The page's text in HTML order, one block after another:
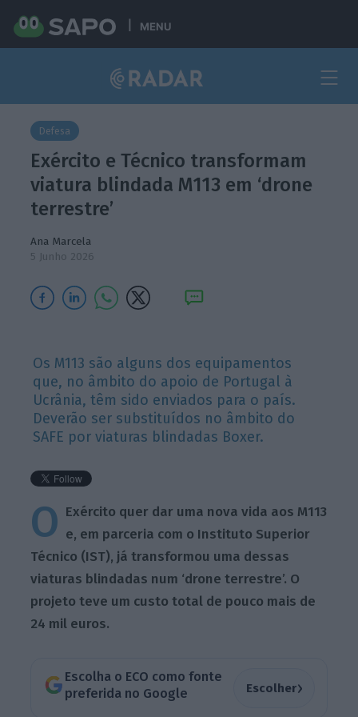
MENU
Defesa
Exército e Técnico transformam
viatura blindada M113 em ‘drone
terrestre’
Ana Marcela
5 Junho 2026
Os M113 são alguns dos equipamentos
que, no âmbito do apoio de Portugal à
Ucrânia, têm sido enviados para o país.
Deverão ser substituídos no âmbito do
SAFE por viaturas blindadas Boxer.
O Exército quer dar uma nova vida aos M113
e, em parceria com o Instituto Superior
Técnico (IST), já transformou uma dessas
viaturas blindadas num ‘drone terrestre’. O
projeto teve um custo total de pouco mais de
24 mil euros.
Escolha o ECO como fonte
preferida no Google
Escolher›